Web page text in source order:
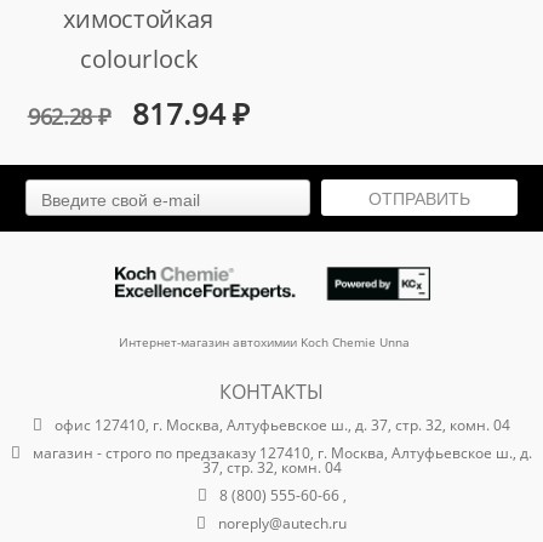
химостойкая
colourlock
schwämme 90x55x35
штук
арт. lz-11076/10
962.28₽ 817.94₽
ОТПРАВИТЬ
Интернет-магазин автохимии Koch Chemie Unna
КОНТАКТЫ
офис 127410, г. Москва, Алтуфьевское ш., д. 37, стр. 32, комн. 04
магазин - строго по предзаказу 127410, г. Москва, Алтуфьевское ш., д.
37, стр. 32, комн. 04
8 (800) 555-60-66 ,
noreply@autech.ru